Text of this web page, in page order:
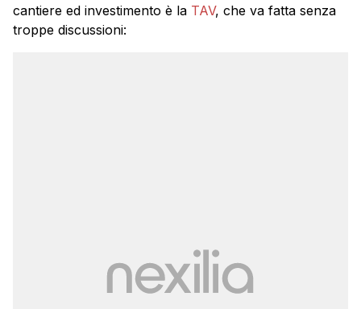
cantiere ed investimento è la TAV, che va fatta senza
troppe discussioni: